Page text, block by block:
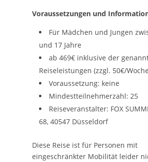
Voraussetzungen und
Für Mädchen und Jungen
und 17 Jahre
ab 469€ inklusive der
Reiseleistungen (zzgl. 50€/
Voraussetzung: keine
Mindestteilnehmerzahl: 25
Reiseveranstalter: FOX
68, 40547 Düsseldorf
Diese Reise ist für Personen mit
eingeschränkter Mobilität leider